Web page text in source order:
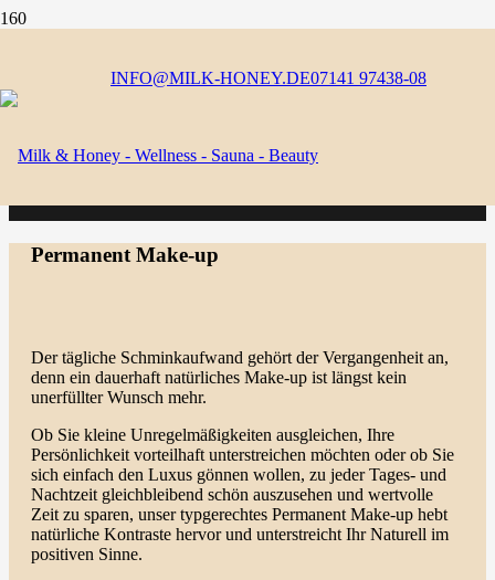
INFO@MILK-HONEY.DE07141 97438-08
GEIST & SEELE
Permanent Make-up
Der tägliche Schminkaufwand gehört der Vergangenheit an,
denn ein dauerhaft natürliches Make-up ist längst kein
unerfüllter Wunsch mehr.
Ob Sie kleine Unregelmäßigkeiten ausgleichen, Ihre
Persönlichkeit vorteilhaft unterstreichen möchten oder ob Sie
sich einfach den Luxus gönnen wollen, zu jeder Tages- und
Nachtzeit gleichbleibend schön auszusehen und wertvolle
Zeit zu sparen, unser typgerechtes Permanent Make-up hebt
natürliche Kontraste hervor und unterstreicht Ihr Naturell im
positiven Sinne.